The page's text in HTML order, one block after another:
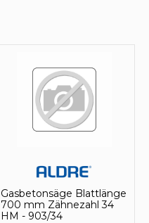
Gasbetonsäge Blattlänge
700 mm Zähnezahl 34
HM - 903/34